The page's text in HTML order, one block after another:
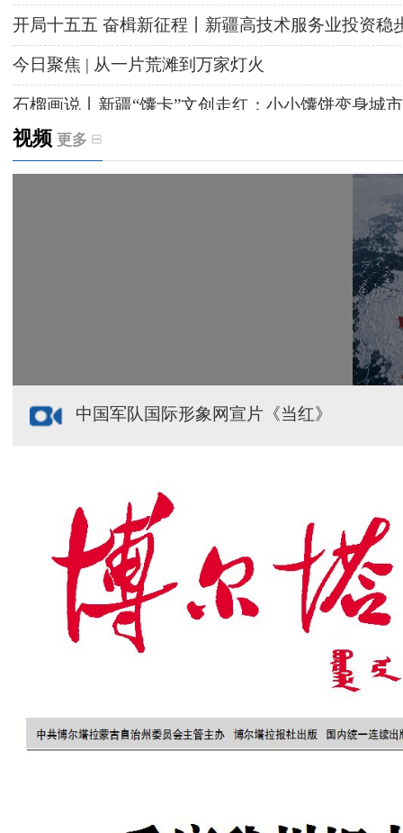
开局十五五 奋楫新征程丨新疆高技术服务业投资稳
今日聚焦 | 从一片荒滩到万家灯火
石榴画说丨新疆“馕卡”文创走红：小小馕饼变身城
天山观察丨暑期AI研学热，孩子们究竟学到什么
视频 更多
中国军队国际形象网宣片《当红》